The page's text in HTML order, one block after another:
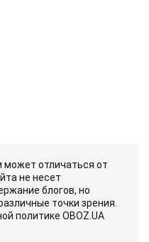
может отличаться от
не несет
блогов, но
точки зрения.
политике OBOZ.UA